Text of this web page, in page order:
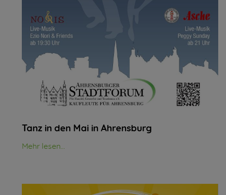
Tanz in den Mai in Ahrensburg
Mehr lesen...